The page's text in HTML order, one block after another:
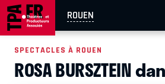
ROUEN
AIX-MARSEILLE
EN TOURNÉE
SPECTACLES À ROUEN
ROSA BURSZTEIN